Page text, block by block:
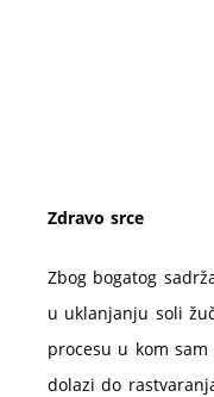
Zdravo srce
Zbog bogatog
u uklanjanju soli
procesu u kom
dolazi do